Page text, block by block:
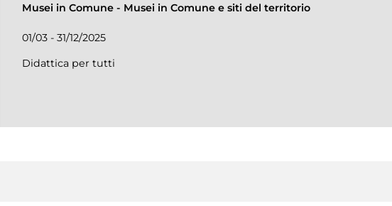
Musei in Comune - Musei in Comune e siti del territorio
01/03 - 31/12/2025
Didattica per tutti